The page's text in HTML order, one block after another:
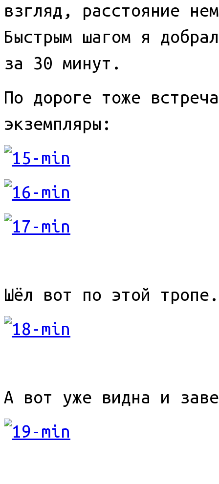
взгляд, расстояние
Быстрым шагом я
за 30 минут.
По дороге тоже
экземпляры:
Шёл вот по этой
А вот уже видна и